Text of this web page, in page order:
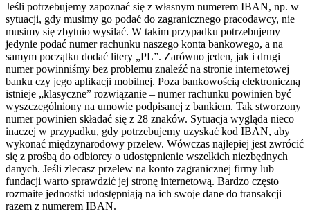
Jeśli potrzebujemy zapoznać się z własnym numerem IBAN, np. w
sytuacji, gdy musimy go podać do zagranicznego pracodawcy, nie
musimy się zbytnio wysilać. W takim przypadku potrzebujemy
jedynie podać numer rachunku naszego konta bankowego, a na
samym początku dodać litery „PL”. Zarówno jeden, jak i drugi
numer powinniśmy bez problemu znaleźć na stronie internetowej
banku czy jego aplikacji mobilnej. Poza bankowością elektroniczną
istnieje „klasyczne” rozwiązanie – numer rachunku powinien być
wyszczególniony na umowie podpisanej z bankiem. Tak stworzony
numer powinien składać się z 28 znaków. Sytuacja wygląda nieco
inaczej w przypadku, gdy potrzebujemy uzyskać kod IBAN, aby
wykonać międzynarodowy przelew. Wówczas najlepiej jest zwrócić
się z prośbą do odbiorcy o udostępnienie wszelkich niezbędnych
danych. Jeśli zlecasz przelew na konto zagranicznej firmy lub
fundacji warto sprawdzić jej stronę internetową. Bardzo często
rozmaite jednostki udostępniają na ich swoje dane do transakcji
razem z numerem IBAN.